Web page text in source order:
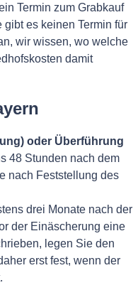
Termin zum Grabkauf
es keinen Termin für
wir wissen, wo welche
damit
oder Überführung
48 Stunden nach dem
nach Feststellung des
drei Monate nach der
der Einäscherung eine
legen Sie den
erst fest, wenn der